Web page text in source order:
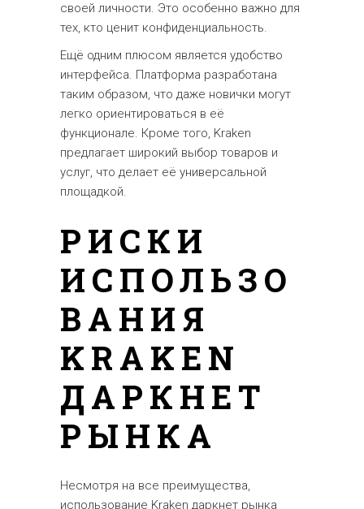
своей личности. Это особенно важно для
тех, кто ценит конфиденциальность.
Ещё одним плюсом является удобство
интерфейса. Платформа разработана
таким образом, что даже новички могут
легко ориентироваться в её
функционале. Кроме того, Kraken
предлагает широкий выбор товаров и
услуг, что делает её универсальной
площадкой.
РИСКИ
ИСПОЛЬЗО
ВАНИЯ
KRAKEN
ДАРКНЕТ
РЫНКА
Несмотря на все преимущества,
использование Kraken даркнет рынка